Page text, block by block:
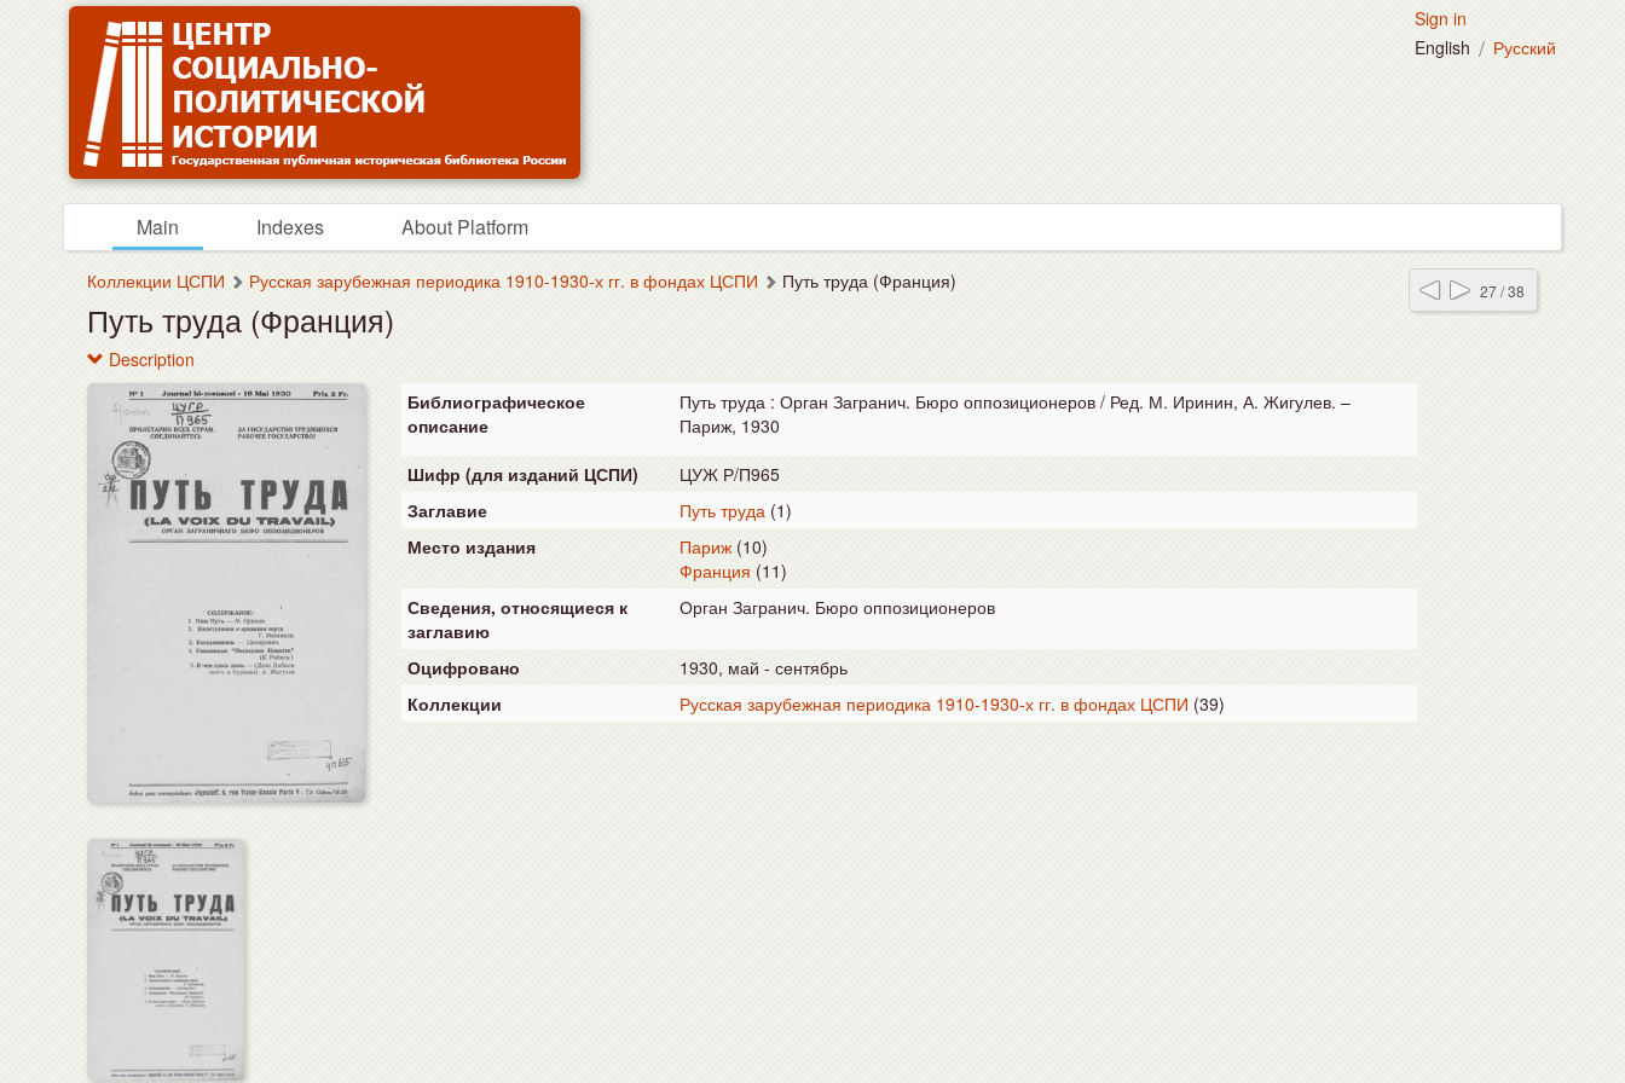
Sign in
English / Русский
Main Indexes About Platform
27 / 38
Коллекции ЦСПИ Русская зарубежная периодика 1910-1930-х гг. в фондах ЦСПИ Путь труда (Франция)
Путь труда (Франция)
Description
Библиографическое
описание
Путь труда : Орган Загранич. Бюро оппозиционеров / Ред. М. Иринин, А. Жигулев. –
Париж, 1930
Шифр (для изданий ЦСПИ)
ЦУЖ Р/П965
Заглавие
Путь труда (1)
Место издания
Париж (10)
Франция (11)
Сведения, относящиеся к
заглавию
Орган Загранич. Бюро оппозиционеров
Оцифровано
1930, май - сентябрь
Коллекции
Русская зарубежная периодика 1910-1930-х гг. в фондах ЦСПИ (39)